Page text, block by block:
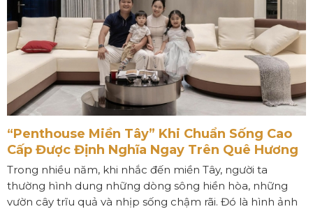
“Penthouse Miền Tây” Khi Chuẩn Sống Cao
Cấp Được Định Nghĩa Ngay Trên Quê Hương
Trong nhiều năm, khi nhắc đến miền Tây, người ta
thường hình dung những dòng sông hiền hòa, những
vườn cây trĩu quả và nhịp sống chậm rãi. Đó là hình ảnh